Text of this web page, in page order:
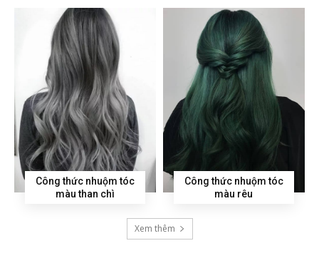
Công thức nhuộm tóc
màu than chì
Công thức nhuộm tóc
màu rêu
Xem thêm